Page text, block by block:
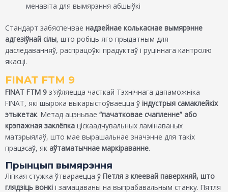
менавіта для вымярэння абшыўкі
Стандарт забяспечвае надзейнае колькаснае вымярэнне
адгезіўнай сілы, што робіць яго прыдатным для
даследаванняў, распрацоўкі прадуктаў і руціннага кантролю
якасці.
FINAT FTM 9
FINAT FTM 9 з'яўляецца часткай Тэхнічнага дапаможніка
FINAT, які шырока выкарыстоўваецца ў індустрыя самаклейкіх
этыкетак. Метад ацэньвае “пачатковае счапленне” або
крэпажная заклёпка ціскаадчувальных ламінаваных
матэрыялаў, што мае вырашальнае значэнне для такіх
працэсаў, як аўтаматычнае маркіраванне.
Прынцып вымярэння
Ліпкая стужка ўтвараецца ў Петля з клеевай паверхняй, што
глядзіць вонкі і замацаваны на выпрабавальным станку. Пятля